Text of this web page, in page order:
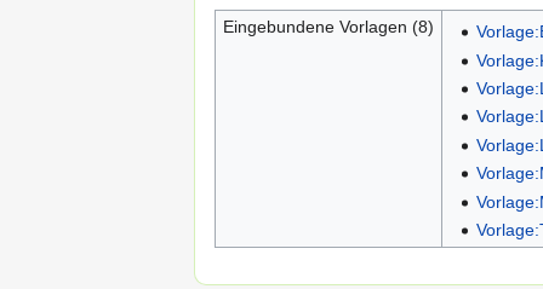
Eingebundene Vorlagen (8)